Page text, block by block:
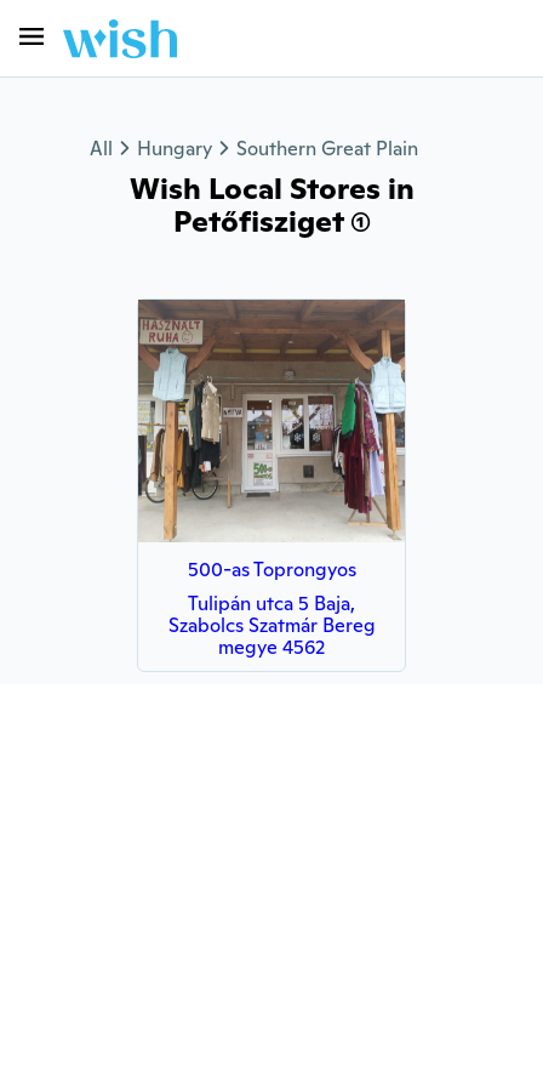
All Hungary Southern Great Plain
Wish Local Stores in
Petőfisziget (1)
500-as Toprongyos
Tulipán utca 5 Baja,
Szabolcs Szatmár Bereg
megye 4562